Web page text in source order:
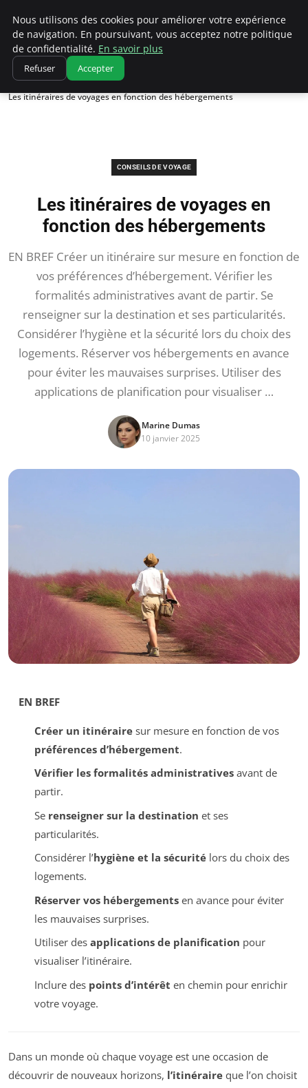
Correze Co
Accueil
Conseils de voyage
Les itinéraires de voyages en fonction des hébergements
CONSEILS DE VOYAGE
Les itinéraires de voyages en
fonction des hébergements
EN BREF Créer un itinéraire sur mesure en fonction de
vos préférences d’hébergement. Vérifier les
formalités administratives avant de partir. Se
renseigner sur la destination et ses particularités.
Considérer l’hygiène et la sécurité lors du choix des
logements. Réserver vos hébergements en avance
pour éviter les mauvaises surprises. Utiliser des
applications de planification pour visualiser …
Marine Dumas
10 janvier 2025
EN BREF
Créer un itinérairesur mesure en fonction de vos
préférences d’hébergement.
Vérifier les formalités administrativesavant de
partir.
Se renseigner sur la destination et ses
particularités.
Considérer l’hygiène et la sécuritélors du choix des
logements.
Réserver vos hébergementsen avance pour éviter
les mauvaises surprises.
Utiliser des applications de planification pour
visualiser l’itinéraire.
Inclure des points d’intérêt en chemin pour enrichir
votre voyage.
Dans un monde où chaque voyage est une occasion de
découvrir de nouveaux horizons, l’itinéraire que l’on choisit
Nous utilisons des cookies pour améliorer votre expérience
de navigation. En poursuivant, vous acceptez notre politique
de confidentialité. En savoir plus
Refuser Accepter